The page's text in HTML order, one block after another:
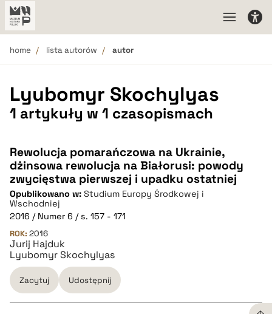
home lista autorów autor
Lyubomyr Skochylyas
1 artykuły w 1 czasopismach
Rewolucja pomarańczowa na Ukrainie,
dżinsowa rewolucja na Białorusi: powody
zwycięstwa pierwszej i upadku ostatniej
Opublikowano w: Studium Europy Środkowej i
Wschodniej
2016 / Numer 6 / s. 157 - 171
ROK: 2016
Jurij Hajduk
Lyubomyr Skochylyas
Zacytuj Udostępnij